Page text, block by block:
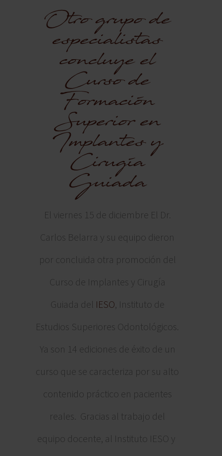
Otro grupo de
especialistas
concluye el
Curso de
Formación
Superior en
Implantes y
Cirugía
Guiada
El viernes 15 de diciembre El Dr.
Carlos Belarra y su equipo dieron
por concluida otra promoción del
Curso de Implantes y Cirugía
Guiada del IESO , Instituto de
Estudios Superiores Odontológicos.
Ya son 14 ediciones de éxito de un
curso que se caracteriza por su alto
contenido práctico en pacientes
reales. Gracias al trabajo del
equipo docente, al Instituto IESO y